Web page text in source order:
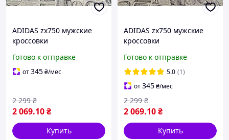
ADIDAS zx750 мужские
кроссовки
Готово к отправке
от345₴/мес
2 069.10₴
2 299 ₴
Купить
ADIDAS zx750 мужские
кроссовки
Готово к отправке
5.0 (1)
от345₴/мес
2 069.10₴
2 299 ₴
Купить